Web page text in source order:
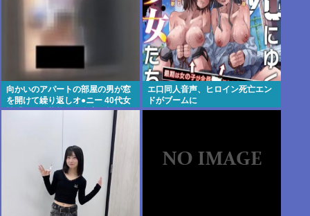
向かいのアパートの部屋の男が窓
を開けて繰り返しオ●ニー 40代女
性「こんな状態じゃ自宅に帰れな
エ口同人音声、ヒロイン死亡エン
ドがブームに